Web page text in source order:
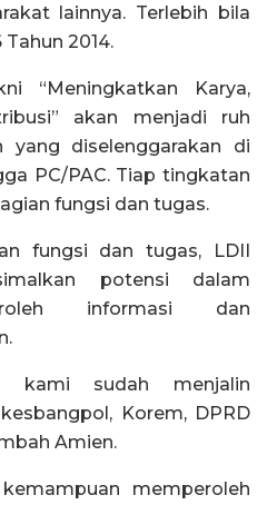
lainnya. Terlebih bila
2014.
“Meningkatkan Karya,
akan menjadi ruh
diselenggarakan di
PC/PAC. Tiap tingkatan
fungsi dan tugas.
fungsi dan tugas, LDII
potensi dalam
informasi dan
kami sudah menjalin
Korem, DPRD
Amien.
memperoleh